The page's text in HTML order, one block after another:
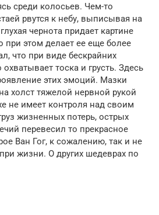
среди колосьев. Чем-то
рвутся к небу, выписывая на
чернота придает картине
при этом делает ее еще более
что при виде бескрайних
тоска и грусть. Здесь
этих эмоций. Мазки
холст тяжелой нервной рукой
не имеет контроля над своим
жизненных потерь, острых
перевесил то прекрасное
Ван Гог, к сожалению, так и не
жизни. О других шедеврах по